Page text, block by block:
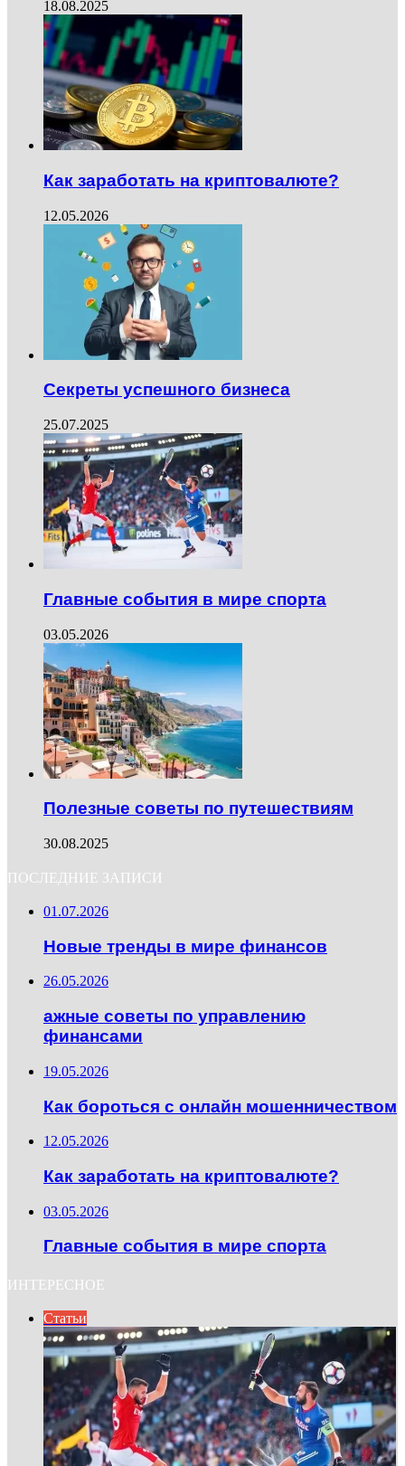
18.08.2025
Как заработать на криптовалюте?
12.05.2026
Секреты успешного бизнеса
25.07.2025
Главные события в мире спорта
03.05.2026
Полезные советы по путешествиям
30.08.2025
ПОСЛЕДНИЕ ЗАПИСИ
01.07.2026
Новые тренды в мире финансов
26.05.2026
ажные советы по управлению
финансами
19.05.2026
Как бороться с онлайн мошенничеством
12.05.2026
Как заработать на криптовалюте?
03.05.2026
Главные события в мире спорта
ИНТЕРЕСНОЕ
Статьи